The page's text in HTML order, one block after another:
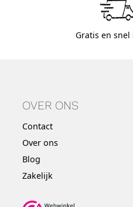
Gratis en snel
OVER ONS
Contact
Over ons
Blog
Zakelijk